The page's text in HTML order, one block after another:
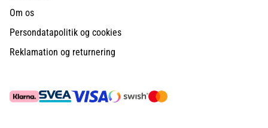
Om os
Persondatapolitik og cookies
Reklamation og returnering